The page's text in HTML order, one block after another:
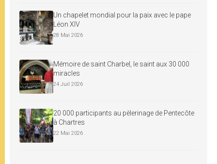
Un chapelet mondial pour la paix avec le pape
Léon XIV
28 Mai 2026
Mémoire de saint Charbel, le saint aux 30 000
miracles
24 Juil 2026
20 000 participants au pèlerinage de Pentecôte
à Chartres
22 Mai 2026